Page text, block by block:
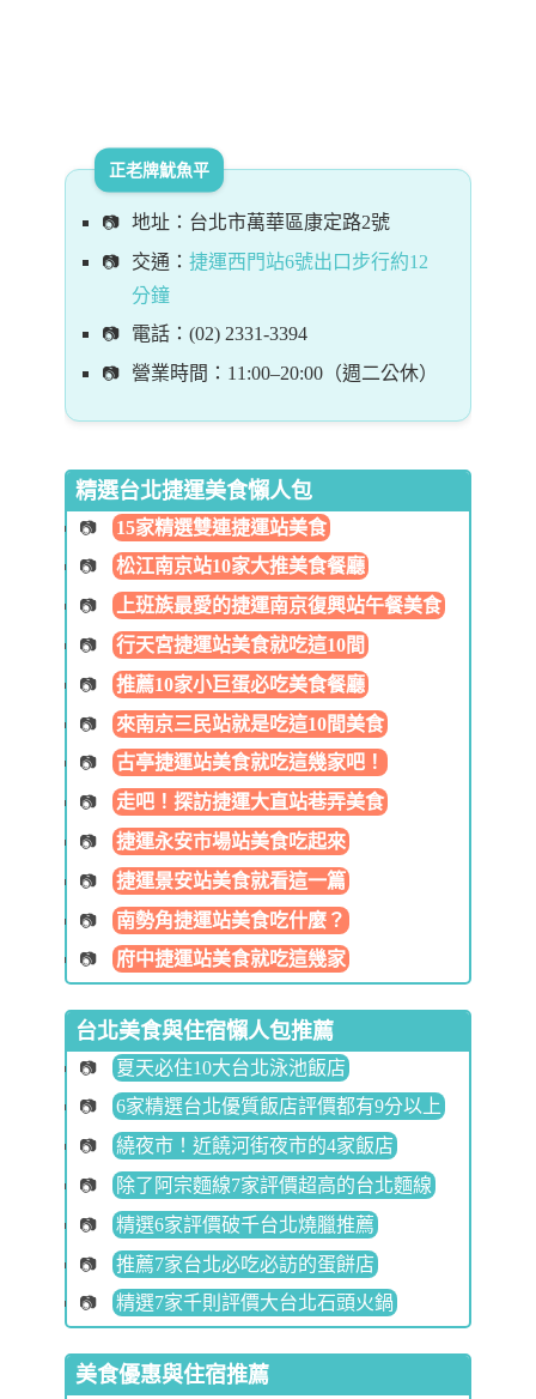
正老牌魷魚平
地址：台北市萬華區康定路2號
交通： 捷運西門站6號出口步行約12
分鐘
電話：(02) 2331-3394
營業時間：11:00–20:00（週二公休）
精選台北捷運美食懶人包
15家精選雙連捷運站美食
松江南京站10家大推美食餐廳
上班族最愛的捷運南京復興站午餐美食
行天宮捷運站美食就吃這10間
推薦10家小巨蛋必吃美食餐廳
來南京三民站就是吃這10間美食
古亭捷運站美食就吃這幾家吧！
走吧！探訪捷運大直站巷弄美食
捷運永安市場站美食吃起來
捷運景安站美食就看這一篇
南勢角捷運站美食吃什麼？
府中捷運站美食就吃這幾家
台北美食與住宿懶人包推薦
夏天必住10大台北泳池飯店
6家精選台北優質飯店評價都有9分以上
繞夜市！近饒河街夜市的4家飯店
除了阿宗麵線7家評價超高的台北麵線
精選6家評價破千台北燒臘推薦
推薦7家台北必吃必訪的蛋餅店
精選7家千則評價大台北石頭火鍋
美食優惠與住宿推薦